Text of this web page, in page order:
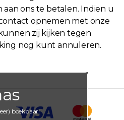
ons te betalen. Indien u
opnemen met onze
zij kijken tegen
nog kunt annuleren.
boekbaar!